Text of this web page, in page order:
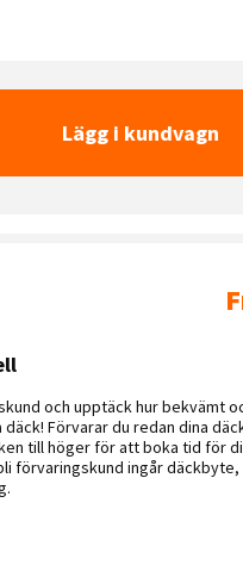
Lägg i kundvagn
och upptäck hur bekvämt
Förvarar du redan dina
till höger för att boka tid för
förvaringskund ingår